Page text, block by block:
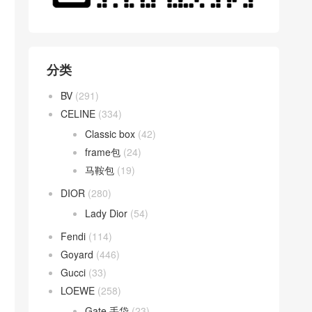
分类
BV (291)
CELINE (334)
Classic box (42)
frame包 (24)
马鞍包 (19)
DIOR (280)
Lady Dior (54)
Fendi (114)
Goyard (446)
Gucci (33)
LOEWE (258)